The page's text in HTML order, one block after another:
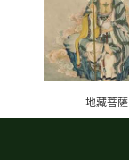
地藏菩薩